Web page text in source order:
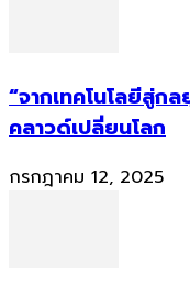
“จากเทคโนโลยีสู่ก
คลาวด์เปลี่ยนโลก
กรกฎาคม 12, 2025